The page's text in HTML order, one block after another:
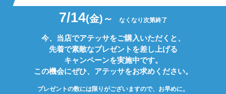
7/14(金)～ なくなり次第終了
今、当店でアテッサをご購入いただくと、
先着で素敵なプレゼントを差し上げる
キャンペーンを実施中です。
この機会にぜひ、アテッサをお求めください。
プレゼントの数には限りがございますので、お早めに。